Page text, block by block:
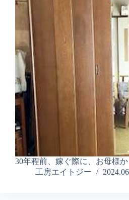
30年程前、嫁ぐ際に、お母様
工房エイトジー